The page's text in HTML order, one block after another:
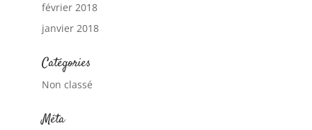
février 2018
janvier 2018
Catégories
Non classé
Méta